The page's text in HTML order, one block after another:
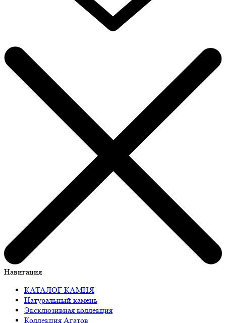
Навигация
КАТАЛОГ КАМНЯ
Натуральный камень
Эксклюзивная коллекция
Коллекция Агатов